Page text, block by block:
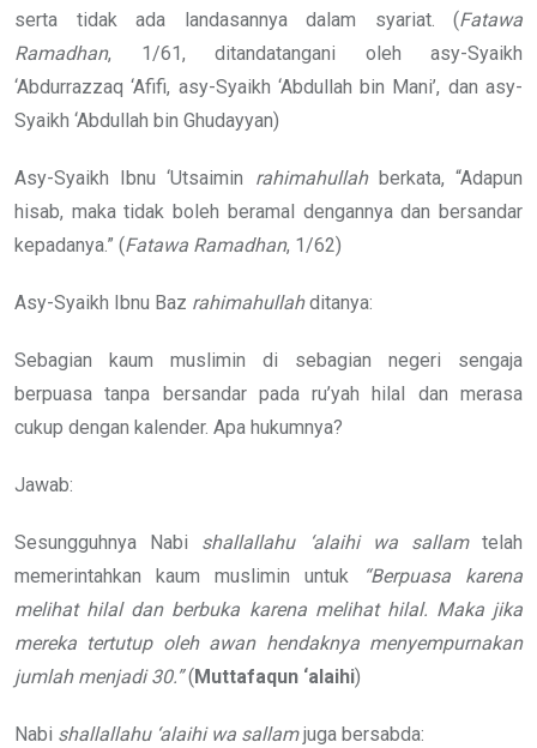
serta tidak ada landasannya dalam syariat. (Fatawa
Ramadhan, 1/61, ditandatangani oleh asy-Syaikh
‘Abdurrazzaq ‘Afifi, asy-Syaikh ‘Abdullah bin Mani’, dan asy-
Syaikh ‘Abdullah bin Ghudayyan)
Asy-Syaikh Ibnu ‘Utsaimin rahimahullahberkata, “Adapun
hisab, maka tidak boleh beramal dengannya dan bersandar
kepadanya.” (Fatawa Ramadhan, 1/62)
Asy-Syaikh Ibnu Baz rahimahullahditanya:
Sebagian kaum muslimin di sebagian negeri sengaja
berpuasa tanpa bersandar pada ru’yah hilal dan merasa
cukup dengan kalender. Apa hukumnya?
Jawab:
Sesungguhnya Nabi shallallahu ‘alaihi wa sallamtelah
memerintahkan kaum muslimin untuk
“Berpuasa karena
melihat hilal dan berbuka karena melihat hilal. Maka jika
mereka tertutup oleh awan hendaknya menyempurnakan
jumlah menjadi 30.”( Muttafaqun ‘alaihi)
Nabi shallallahu ‘alaihi wa sallamjuga bersabda: